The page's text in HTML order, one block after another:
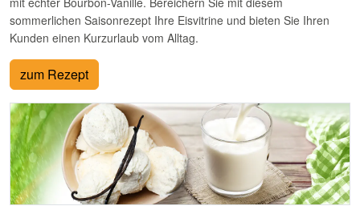
sommerlichen Saisonrezept Ihre Eisvitrine und bieten Sie Ihren
Kunden einen Kurzurlaub vom Alltag.
zum Rezept